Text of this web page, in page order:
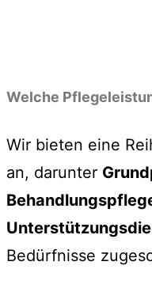
Welche
Wir bieten eine
an, darunter
Bedürfnisse